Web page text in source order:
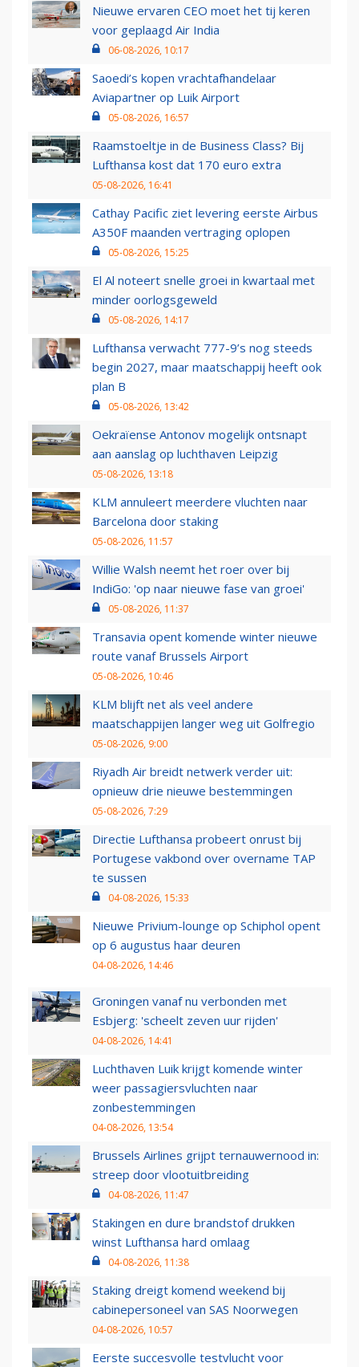
Nieuwe ervaren CEO moet het tij keren
voor geplaagd Air India
06-08-2026, 10:17
Saoedi’s kopen vrachtafhandelaar
Aviapartner op Luik Airport
05-08-2026, 16:57
Raamstoeltje in de Business Class? Bij
Lufthansa kost dat 170 euro extra
05-08-2026, 16:41
Cathay Pacific ziet levering eerste Airbus
A350F maanden vertraging oplopen
05-08-2026, 15:25
El Al noteert snelle groei in kwartaal met
minder oorlogsgeweld
05-08-2026, 14:17
Lufthansa verwacht 777-9’s nog steeds
begin 2027, maar maatschappij heeft ook
plan B
05-08-2026, 13:42
Oekraïense Antonov mogelijk ontsnapt
aan aanslag op luchthaven Leipzig
05-08-2026, 13:18
KLM annuleert meerdere vluchten naar
Barcelona door staking
05-08-2026, 11:57
Willie Walsh neemt het roer over bij
IndiGo: 'op naar nieuwe fase van groei'
05-08-2026, 11:37
Transavia opent komende winter nieuwe
route vanaf Brussels Airport
05-08-2026, 10:46
KLM blijft net als veel andere
maatschappijen langer weg uit Golfregio
05-08-2026, 9:00
Riyadh Air breidt netwerk verder uit:
opnieuw drie nieuwe bestemmingen
05-08-2026, 7:29
Directie Lufthansa probeert onrust bij
Portugese vakbond over overname TAP
te sussen
04-08-2026, 15:33
Nieuwe Privium-lounge op Schiphol opent
op 6 augustus haar deuren
04-08-2026, 14:46
Groningen vanaf nu verbonden met
Esbjerg: 'scheelt zeven uur rijden'
04-08-2026, 14:41
Luchthaven Luik krijgt komende winter
weer passagiersvluchten naar
zonbestemmingen
04-08-2026, 13:54
Brussels Airlines grijpt ternauwernood in:
streep door vlootuitbreiding
04-08-2026, 11:47
Stakingen en dure brandstof drukken
winst Lufthansa hard omlaag
04-08-2026, 11:38
Staking dreigt komend weekend bij
cabinepersoneel van SAS Noorwegen
04-08-2026, 10:57
Eerste succesvolle testvlucht voor